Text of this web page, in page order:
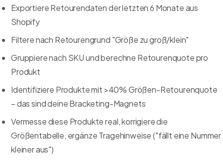
Exportiere Retourendaten der letzten 6 Monate aus
Shopify
Filtere nach Retourengrund "Größe zu groß/klein"
Gruppiere nach SKU und berechne Retourenquote pro
Produkt
Identifiziere Produkte mit >40% Größen-Retourenquote
– das sind deine Bracketing-Magnets
Vermesse diese Produkte real, korrigiere die
Größentabelle, ergänze Tragehinweise ("fällt eine Nummer
kleiner aus")